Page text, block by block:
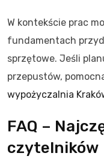
W kontekście prac
fundamentach
sprzętowe. Jeśli
przepustów,
wypożyczalnia
FAQ –
czytelników